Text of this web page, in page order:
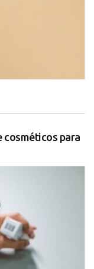
cosméticos para